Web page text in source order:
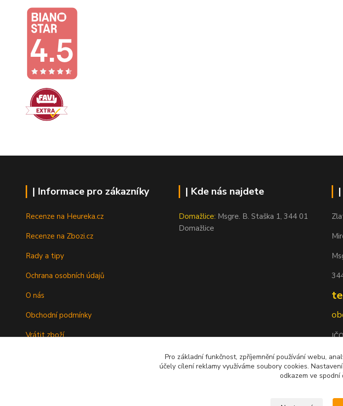
| Informace pro zákazníky
Recenze na Heureka.cz
Recenze na Zbozi.cz
Rady a tipy
Ochrana osobních údajů
O nás
Obchodní podmínky
Vrátit zboží
| Kde nás najdete
Domažlice: Msgre. B. Staška 1, 344 01
Domažlice
Pro základní funkčnost, zpříjemnění používání webu,
účely cílení reklamy využíváme soubory cookies.
odkazem ve spodní